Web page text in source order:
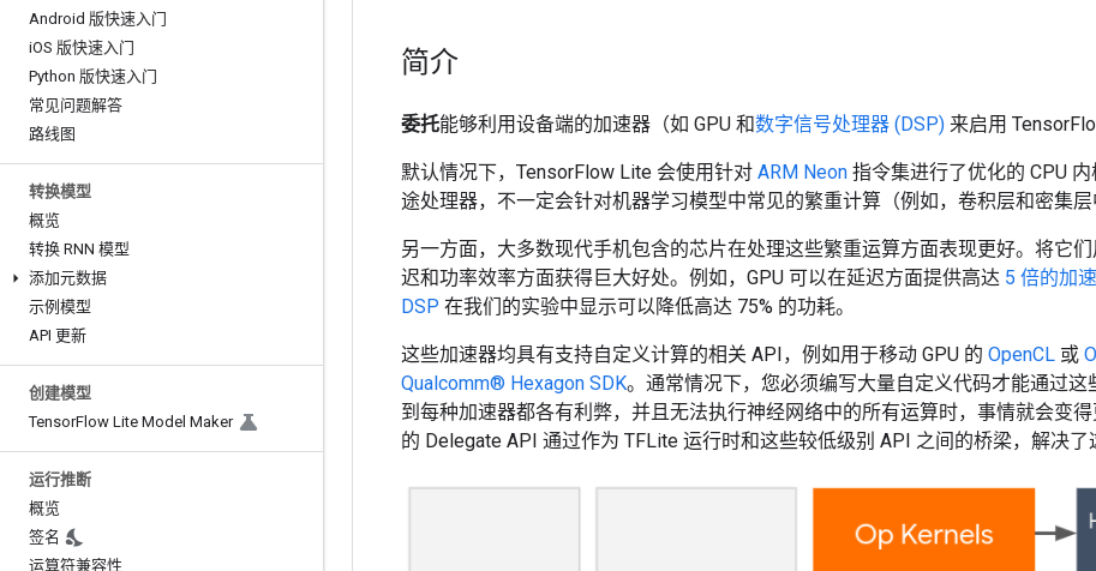
Android 版快速入门
iOS 版快速入门
Python 版快速入门
常见问题解答
路线图
转换模型
概览
转换 RNN 模型
添加元数据
示例模型
API 更新
创建模型
TensorFlow Lite Model Maker
运行推断
概览
签名
运算符兼容性
简介
委托能够利用设备端的加速器（如 GPU 和数字信号处理器 (DSP) 来启用
默认情况下，TensorFlow Lite 会使用针对 ARM Neon 指令集进行了优化的 CPU
途处理器，不一定会针对机器学习模型中常见的繁重计算（例如，卷积层和密集层
另一方面，大多数现代手机包含的芯片在处理这些繁重运算方面表现更好。将它
迟和功率效率方面获得巨大好处。例如，GPU 可以在延迟方面提供高达 5 倍的加速
DSP 在我们的实验中显示可以降低高达 75% 的功耗。
这些加速器均具有支持自定义计算的相关 API，例如用于移动 GPU 的 OpenCL 或
Qualcomm® Hexagon SDK。通常情况下，您必须编写大量自定义代码才能通过
到每种加速器都各有利弊，并且无法执行神经网络中的所有运算时，事情就会变
的 Delegate API 通过作为 TFLite 运行时和这些较低级别 API 之间的桥梁，解决了